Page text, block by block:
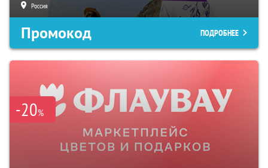
Россия
Промокод ПОДРОБНЕЕ
-20%